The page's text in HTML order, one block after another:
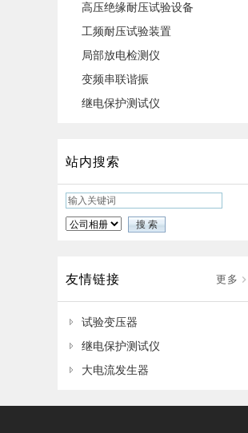
高压绝缘耐压试验设备
工频耐压试验装置
局部放电检测仪
变频串联谐振
继电保护测试仪
站内搜索
更多
友情链接
试验变压器
继电保护测试仪
大电流发生器